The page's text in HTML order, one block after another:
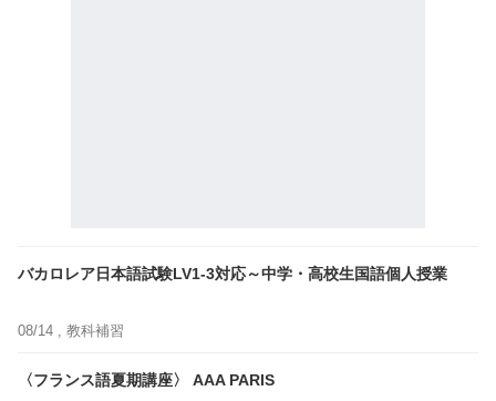
バカロレア日本語試験LV1-3対応～中学・高校生国語個人授業
08/14 , 教科補習
〈フランス語夏期講座〉 AAA PARIS